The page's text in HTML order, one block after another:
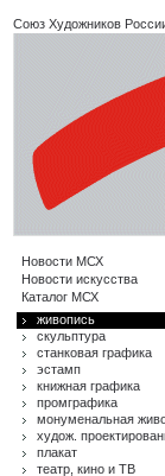
Союз Художников
Новости МСХ
Новости искусства
Каталог МСХ
живопись
скульптура
станковая графика
эстамп
книжная графика
промграфика
монуменальная
худож.
плакат
театр, кино и ТВ